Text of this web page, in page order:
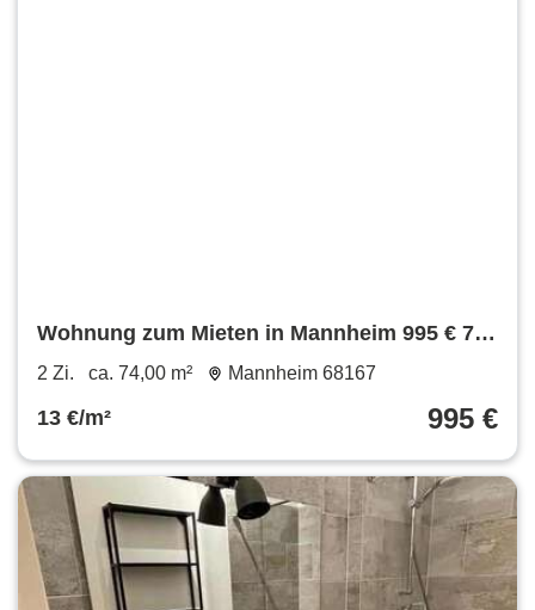
Wohnung zum Mieten in Mannheim 995 € 74
m²
2 Zi. ca. 74,00 m² Mannheim 68167
13 €/m² 995 €